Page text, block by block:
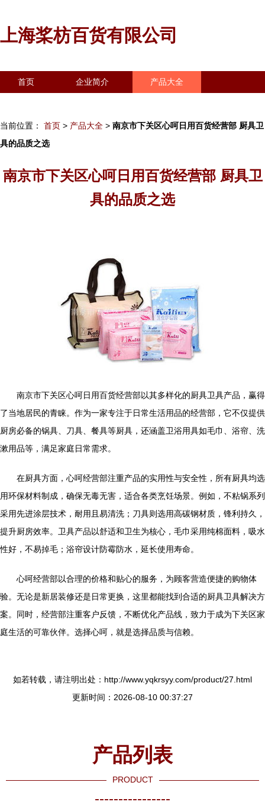
上海桨枋百货有限公司
首页 企业简介 产品大全
当前位置： 首页 > 产品大全 > 南京市下关区心呵日用百货经营部 厨具卫
具的品质之选
南京市下关区心呵日用百货经营部 厨具卫
具的品质之选
南京市下关区心呵日用百货经营部以其多样化的厨具卫具产品，赢得
了当地居民的青睐。作为一家专注于日常生活用品的经营部，它不仅提供
厨房必备的锅具、刀具、餐具等厨具，还涵盖卫浴用具如毛巾、浴帘、洗
漱用品等，满足家庭日常需求。
在厨具方面，心呵经营部注重产品的实用性与安全性，所有厨具均选
用环保材料制成，确保无毒无害，适合各类烹饪场景。例如，不粘锅系列
采用先进涂层技术，耐用且易清洗；刀具则选用高碳钢材质，锋利持久，
提升厨房效率。卫具产品以舒适和卫生为核心，毛巾采用纯棉面料，吸水
性好，不易掉毛；浴帘设计防霉防水，延长使用寿命。
心呵经营部以合理的价格和贴心的服务，为顾客营造便捷的购物体
验。无论是新居装修还是日常更换，这里都能找到合适的厨具卫具解决方
案。同时，经营部注重客户反馈，不断优化产品线，致力于成为下关区家
庭生活的可靠伙伴。选择心呵，就是选择品质与信赖。
如若转载，请注明出处：http://www.yqkrsyy.com/product/27.html
更新时间：2026-08-10 00:37:27
产品列表
PRODUCT
----------------